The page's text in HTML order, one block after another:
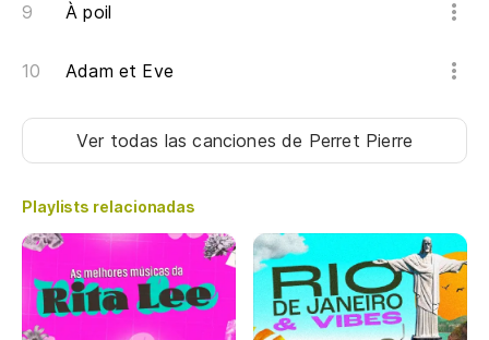
À poil
Adam et Eve
Ver todas las cancionesde Perret Pierre
Playlists relacionadas